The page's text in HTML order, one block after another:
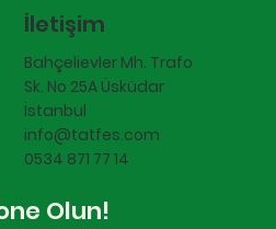
İletişim
Bahçelievler Mh. Trafo
Sk. No 25A Üsküdar
İstanbul
info@tatfes.com
0534 871 77 14
Olun!